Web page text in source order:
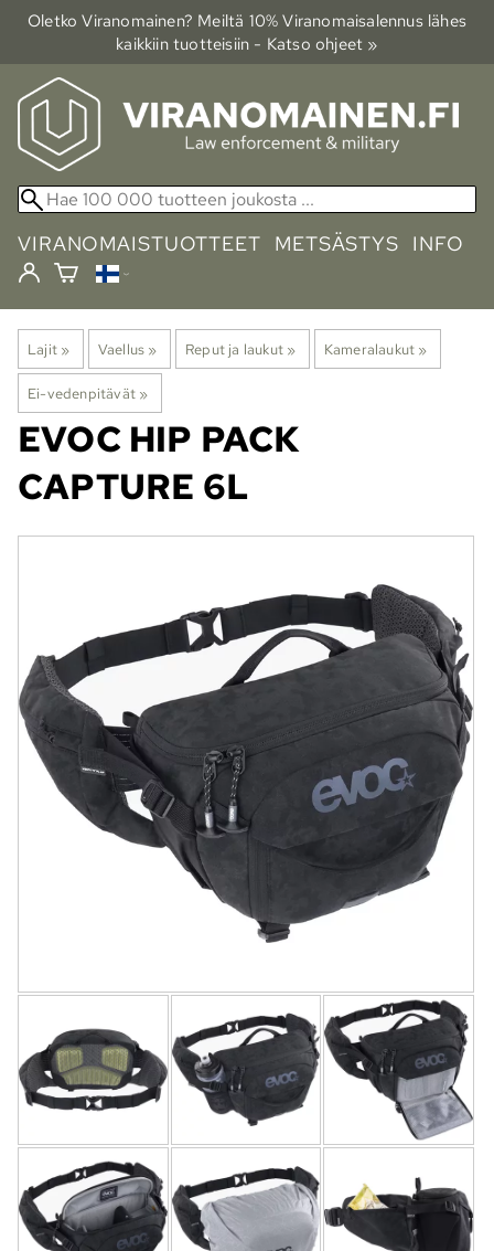
Oletko Viranomainen? Meiltä 10% Viranomais­alennus lähes
kaikkiin tuotteisiin - Katso ohjeet »
VIRANOMAISTUOTTEET METSÄSTYS INFO
Lajit ‪» Vaellus ‪» Reput ja laukut ‪» Kameralaukut ‪»
Ei-vedenpitävät ‪»
EVOC HIP PACK
CAPTURE 6L